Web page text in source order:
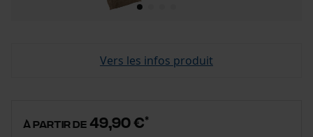
Vers les infos produit
à partir de 49,90 €*